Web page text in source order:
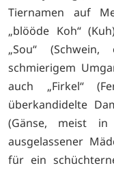
Tiernamen auf
„blööde Koh“
„Sou“
schmierigem
auch „Firkel“
überkandidelte
(Gänse, meist
ausgelassener
für ein